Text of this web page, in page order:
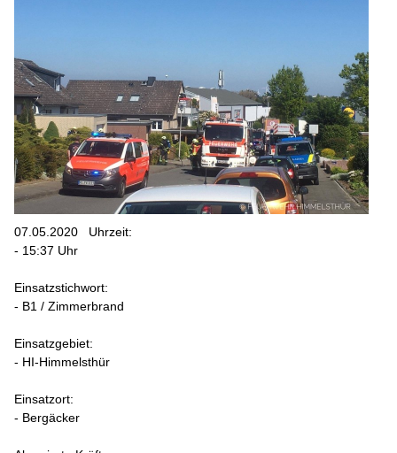
07.05.2020 Uhrzeit:
- 15:37 Uhr
Einsatzstichwort:
- B1 / Zimmerbrand
Einsatzgebiet:
- HI-Himmelsthür
Einsatzort:
- Bergäcker